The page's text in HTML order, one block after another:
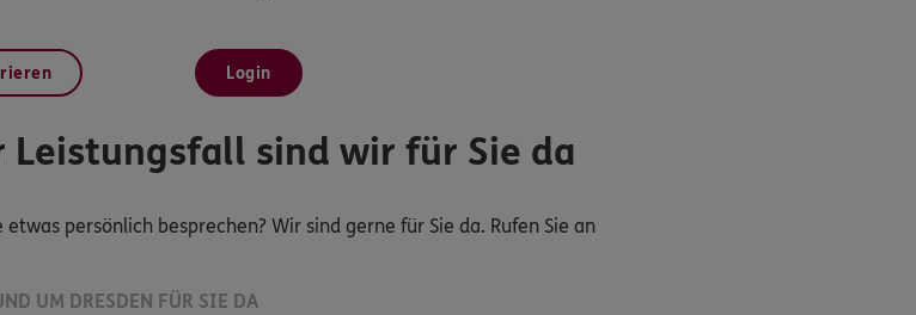
Login
Leistungsfall sind wir für Sie da
persönlich besprechen? Wir sind gerne für Sie da. Rufen Sie an
UM DRESDEN FÜR SIE DA